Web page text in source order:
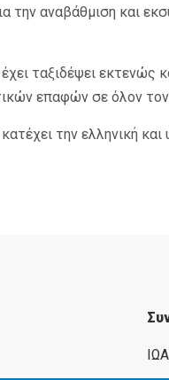
την αναβάθμιση και
ταξιδέψει εκτενώς
επαφών σε όλον
την ελληνική και